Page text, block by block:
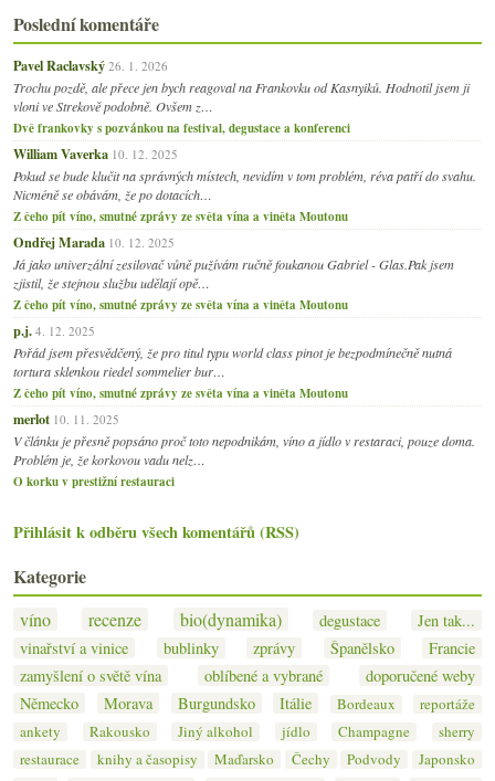
Poslední komentáře
Pavel Raclavský 26. 1. 2026
Trochu pozdě, ale přece jen bych reagoval na Frankovku od Kasnyiků. Hodnotil jsem ji
vloni ve Strekově podobně. Ovšem z…
Dvě frankovky s pozvánkou na festival, degustace a konferenci
William Vaverka 10. 12. 2025
Pokud se bude klučit na správných místech, nevidím v tom problém, réva patří do svahu.
Nicméně se obávám, že po dotacích…
Z čeho pít víno, smutné zprávy ze světa vína a viněta Moutonu
Ondřej Marada 10. 12. 2025
Já jako univerzální zesilovač vůně pužívám ručně foukanou Gabriel - Glas.Pak jsem
zjistil, že stejnou službu udělají opě…
Z čeho pít víno, smutné zprávy ze světa vína a viněta Moutonu
p.j. 4. 12. 2025
Pořád jsem přesvědčený, že pro titul typu world class pinot je bezpodmínečně nutná
tortura sklenkou riedel sommelier bur…
Z čeho pít víno, smutné zprávy ze světa vína a viněta Moutonu
merlot 10. 11. 2025
V článku je přesně popsáno proč toto nepodnikám, víno a jídlo v restaraci, pouze doma.
Problém je, že korkovou vadu nelz…
O korku v prestižní restauraci
Přihlásit k odběru všech komentářů (RSS)
Kategorie
víno recenze bio(dynamika) degustace
Jen tak...
vinařství a vinice
bublinky zprávy Španělsko
Francie
zamyšlení o světě vína
oblíbené a vybrané
doporučené weby
Německo
Morava Burgundsko Itálie Bordeaux
reportáže
ankety
Rakousko Jiný alkohol jídlo Champagne
sherry
restaurace
knihy a časopisy Maďarsko Čechy Podvody
Japonsko